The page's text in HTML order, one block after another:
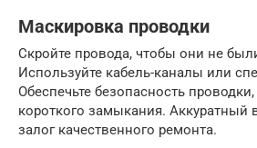
Маскировка проводки
Скройте провода, чтобы они не
Используйте кабель-каналы или
Обеспечьте безопасность
короткого замыкания. Аккуратный
залог качественного ремонта.